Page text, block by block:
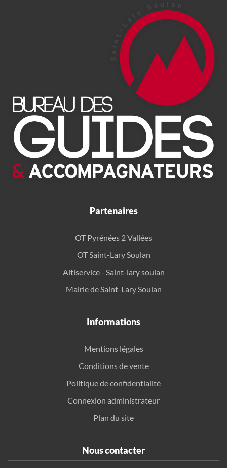
Partenaires
OT Pyrénées 2 Vallées
OT Saint-Lary Soulan
Altiservice - Saint-lary soulan
Mairie de Saint-Lary Soulan
Informations
Mentions légales
Conditions de vente
Politique de confidentialité
Connexion administrateur
Plan du site
Nous contacter